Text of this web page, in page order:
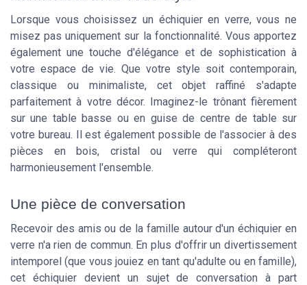
Lorsque vous choisissez un échiquier en verre, vous ne
misez pas uniquement sur la fonctionnalité. Vous apportez
également une touche d'élégance et de sophistication à
votre espace de vie. Que votre style soit contemporain,
classique ou minimaliste, cet objet raffiné s'adapte
parfaitement à votre décor. Imaginez-le trônant fièrement
sur une table basse ou en guise de centre de table sur
votre bureau. Il est également possible de l'associer à des
pièces en bois, cristal ou verre qui compléteront
harmonieusement l'ensemble.
Une pièce de conversation
Recevoir des amis ou de la famille autour d'un échiquier en
verre n'a rien de commun. En plus d'offrir un divertissement
intemporel (que vous jouiez en tant qu'adulte ou en famille),
cet échiquier devient un sujet de conversation à part